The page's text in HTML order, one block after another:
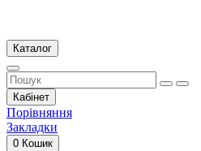
Каталог
Кабінет
Порівняння
Закладки
0 Кошик